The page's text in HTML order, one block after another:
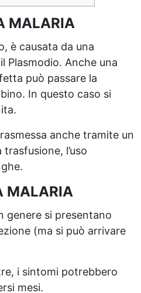
MALARIA
è causata da una
Plasmodio. Anche una
può passare la
In questo caso si
anche tramite un
l’uso
MALARIA
genere si presentano
(ma si può arrivare
i sintomi potrebbero
mesi.